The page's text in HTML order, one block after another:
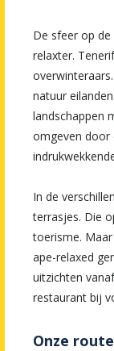
De sfeer op
relaxter.
natuur
landschappen
omgeven door
In de
terrasjes. Die
toerisme.
ape-relaxed
uitzichten
restaurant bij
Onze route